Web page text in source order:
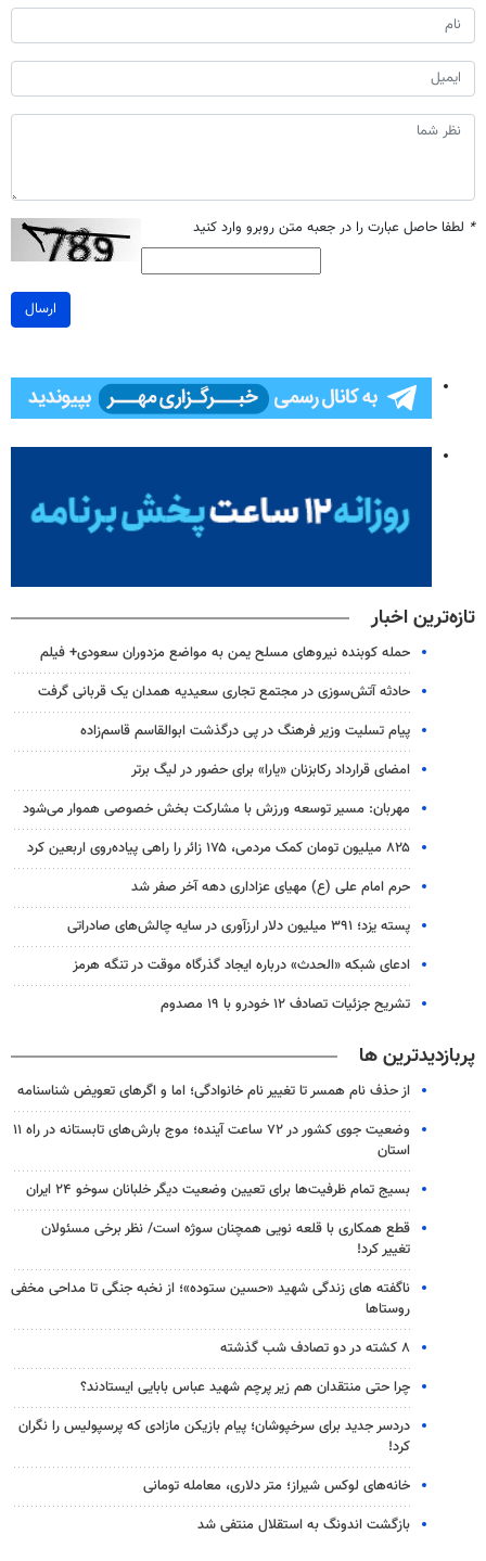
* لطفا حاصل عبارت را در جعبه متن روبرو وارد کنید
ارسال
تازه‌ترین اخبار
حمله کوبنده نیروهای مسلح یمن به مواضع مزدوران سعودی+ فیلم
حادثه آتش‌سوزی در مجتمع تجاری سعیدیه همدان یک قربانی گرفت
پیام تسلیت وزیر فرهنگ در پی درگذشت ابوالقاسم قاسم‌زاده
امضای قرارداد رکابزنان «یارا» برای حضور در لیگ برتر
مهربان: مسیر توسعه ورزش با مشارکت بخش خصوصی هموار می‌شود
۸۲۵ میلیون تومان کمک مردمی، ۱۷۵ زائر را راهی پیاده‌روی اربعین کرد
حرم امام علی (ع) مهیای عزاداری دهه آخر صفر شد
پسته یزد؛ ۳۹۱ میلیون دلار ارزآوری در سایه چالش‌های صادراتی
ادعای شبکه «الحدث» درباره ایجاد گذرگاه موقت در تنگه هرمز
تشریح جزئیات تصادف ۱۲ خودرو با ۱۹ مصدوم
پربازدیدترین ها
از حذف نام همسر تا تغییر نام خانوادگی؛ اما و اگرهای تعویض شناسنامه
وضعیت جوی کشور در ۷۲ ساعت آینده؛ موج بارش‌های تابستانه در راه ۱۱
استان
بسیج تمام ظرفیت‌ها برای تعیین وضعیت دیگر خلبانان سوخو ۲۴ ایران
قطع همکاری با قلعه نویی همچنان سوژه است/ نظر برخی مسئولان
تغییر کرد!
ناگفته های زندگی شهید «حسین ستوده»؛ از نخبه جنگی تا مداحی مخفی
روستاها
۸ کشته در دو تصادف شب گذشته
چرا حتی منتقدان هم زیر پرچم شهید عباس بابایی ایستادند؟
دردسر جدید برای سرخپوشان؛ پیام بازیکن مازادی که پرسپولیس را نگران
کرد!
خانه‌های لوکس شیراز؛ متر دلاری، معامله تومانی
بازگشت اندونگ به استقلال منتفی شد